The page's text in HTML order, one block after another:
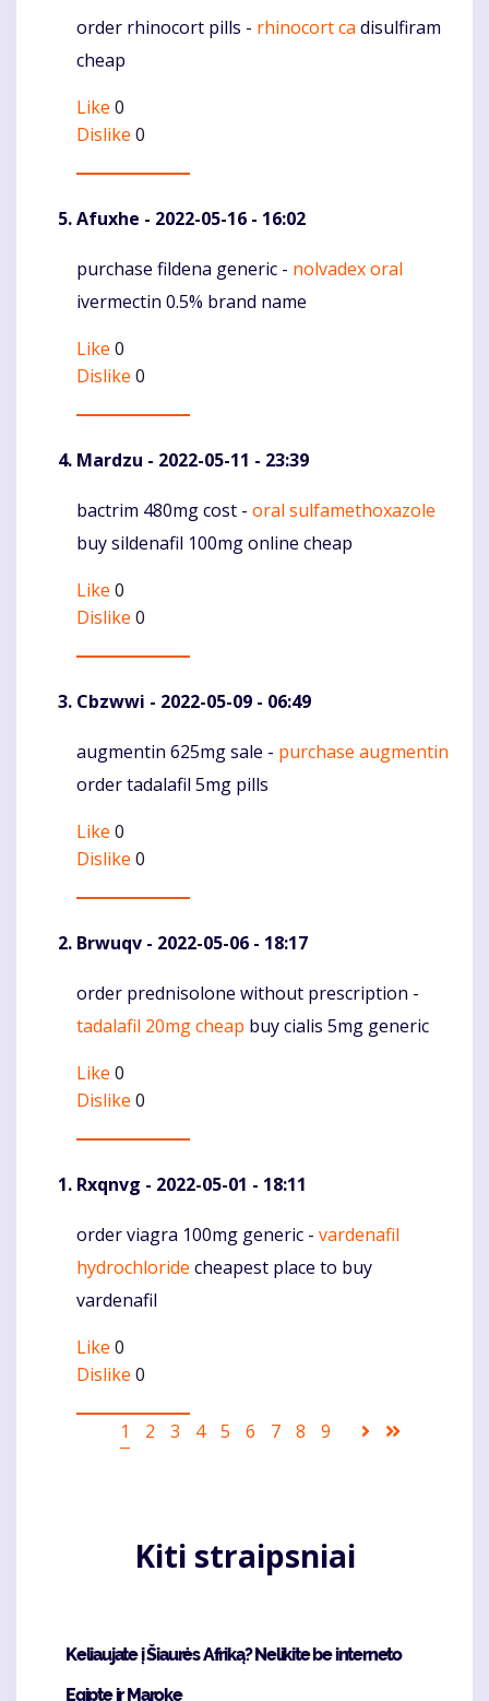
Komentaras
order rhinocort pills - rhinocort ca disulfiram
cheap
Like 0
Dislike 0
Afuxhe - 2022-05-16 - 16:02
Komentaras
purchase fildena generic - nolvadex oral
ivermectin 0.5% brand name
Like 0
Dislike 0
Mardzu - 2022-05-11 - 23:39
Komentaras
bactrim 480mg cost - oral sulfamethoxazole
buy sildenafil 100mg online cheap
Like 0
Dislike 0
Cbzwwi - 2022-05-09 - 06:49
Komentaras
augmentin 625mg sale - purchase augmentin
order tadalafil 5mg pills
Like 0
Dislike 0
Brwuqv - 2022-05-06 - 18:17
Komentaras
order prednisolone without prescription -
tadalafil 20mg cheap buy cialis 5mg generic
Like 0
Dislike 0
Rxqnvg - 2022-05-01 - 18:11
Komentaras
order viagra 100mg generic - vardenafil
hydrochloride cheapest place to buy
vardenafil
Like 0
Dislike 0
Pagination
Current
1 Puslapis
2 Puslapis
3 Puslapis
4 Puslapis
5 Puslapis
6 Puslapis
7 Puslapis
8 Puslapis
9
Sekantis
Kiti straipsniai
Keliaujate į Šiaurės Afriką? Nelikite be interneto
Egipte ir Maroke